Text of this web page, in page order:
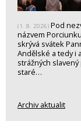
(1. 8. 2026) Pod
názvem
skrývá svátek
Andělské a tedy i
strážných
staré…
Archiv aktualit